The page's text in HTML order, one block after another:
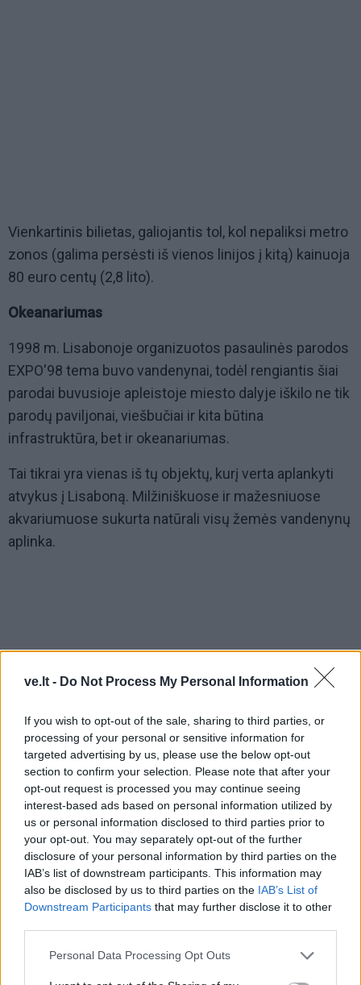
ve.lt - Do Not Process My Personal Information
If you wish to opt-out of the sale, sharing to third parties, or
processing of your personal or sensitive information for
targeted advertising by us, please use the below opt-out
section to confirm your selection. Please note that after your
opt-out request is processed you may continue seeing
interest-based ads based on personal information utilized by
us or personal information disclosed to third parties prior to
your opt-out. You may separately opt-out of the further
disclosure of your personal information by third parties on the
IAB’s list of downstream participants. This information may
also be disclosed by us to third parties on the IAB’s List of
Downstream Participants that may further disclose it to other
Personal Data Processing Opt Outs
Vienkartinis bilietas, galiojantis tol, kol nepaliksi metro
zonos (galima persėsti iš vienos linijos į kitą) kainuoja
80 euro centų (2,8 lito).
Okeanariumas
1998 m. Lisabonoje organizuotos pasaulinės parodos
EXPO'98 tema buvo vandenynai, todėl rengiantis šiai
parodai buvusioje apleistoje miesto dalyje iškilo ne tik
parodų paviljonai, viešbučiai ir kita būtina
infrastruktūra, bet ir okeanariumas.
Tai tikrai yra vienas iš tų objektų, kurį verta aplankyti
atvykus į Lisaboną. Milžiniškuose ir mažesniuose
akvariumuose sukurta natūrali visų žemės vandenynų
aplinka.
Čia gali stebėti ir ryklius, kurie maitinami du kartus per
savaitę, tad nesikėsina į šalia plaukiojančius kaimynus,
ir pingvinus, ir įvairių vandenynų pakrančių paukščius,
ir kitokius gyvūnus.
Pavieniams suaugusiems asmenims bilietas į
dviem vaikais - 29 eurus (100 litų).